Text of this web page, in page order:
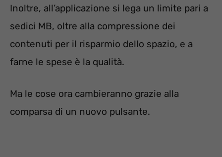
Inoltre, all’applicazione si lega un limite pari a
sedici MB, oltre alla compressione dei
contenuti per il risparmio dello spazio, e a
farne le spese è la qualità.
Ma le cose ora cambieranno grazie alla
comparsa di un nuovo pulsante.